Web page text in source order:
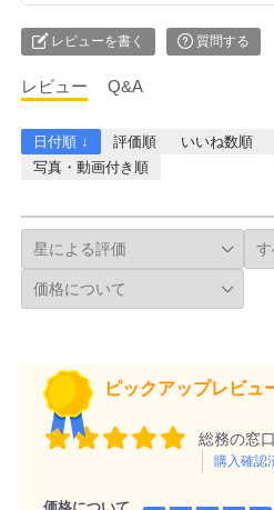
レビューを書く 質問する
レビュー Q&A
日付順 ↓ 評価順 いいね数順
写真・動画付き順
ピックアップレビュ
総務の窓
購入確認